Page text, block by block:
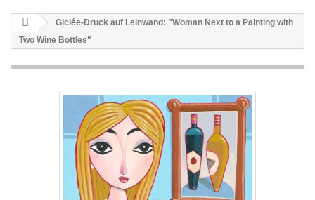
Giclée-Druck auf Leinwand: "Woman Next to a Painting with
Two Wine Bottles"